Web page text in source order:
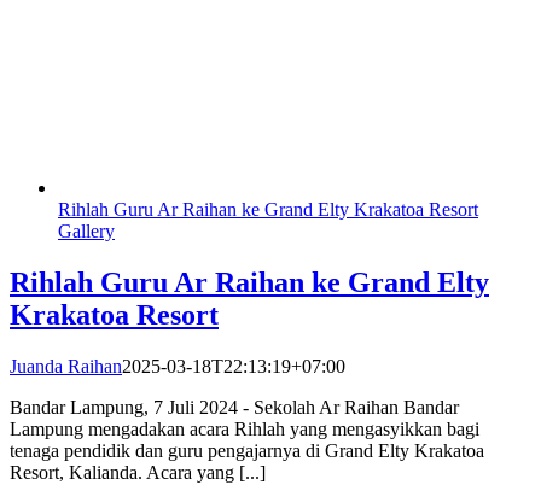
Rihlah Guru Ar Raihan ke Grand Elty Krakatoa Resort
Gallery
Rihlah Guru Ar Raihan ke Grand Elty
Krakatoa Resort
Juanda Raihan2025-03-18T22:13:19+07:00
Bandar Lampung, 7 Juli 2024 - Sekolah Ar Raihan Bandar
Lampung mengadakan acara Rihlah yang mengasyikkan bagi
tenaga pendidik dan guru pengajarnya di Grand Elty Krakatoa
Resort, Kalianda. Acara yang [...]